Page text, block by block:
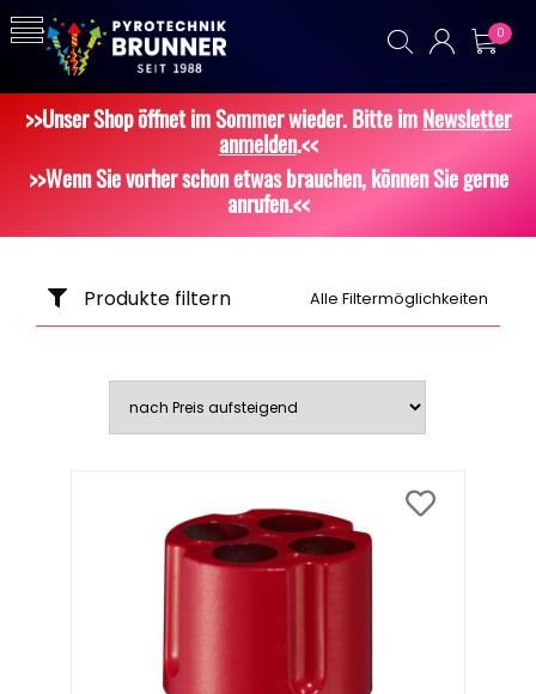
0
>>Unser Shop öffnet im Sommer wieder. Bitte imNewsletter
anmelden.<<
>>Wenn Sie vorher schon etwas brauchen, können Sie gerne
anrufen.<<
Alle Filtermöglichkeiten
Produkte filtern